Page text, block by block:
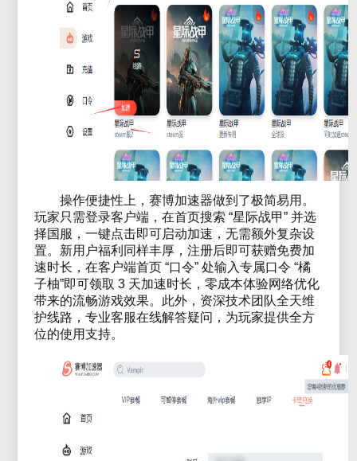
操作便捷性上，赛博加速器做到了极简易用。
玩家只需登录客户端，在首页搜索 “星际战甲” 并选
择国服，一键点击即可启动加速，无需额外复杂设
置。新用户福利同样丰厚，注册后即可获赠免费加
速时长，在客户端首页 “口令” 处输入专属口令 “橘
子柚”即可领取 3 天加速时长，零成本体验网络优化
带来的流畅游戏效果。此外，资深技术团队全天维
护线路，专业客服在线解答疑问，为玩家提供全方
位的使用支持。